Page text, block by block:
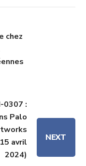
chez
0307 :
Palo
avril
2024)
NEXT